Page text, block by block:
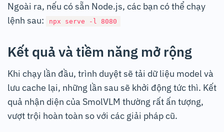
Ngoài ra, nếu có sẵn Node.js, các bạn có thể chạy
lệnh sau:
npx serve -l 8080
Kết quả và tiềm năng mở rộng
Khi chạy lần đầu, trình duyệt sẽ tải dữ liệu model và
lưu cache lại, những lần sau sẽ khởi động tức thì. Kết
quả nhận diện của SmolVLM thường rất ấn tượng,
vượt trội hoàn toàn so với các giải pháp cũ.